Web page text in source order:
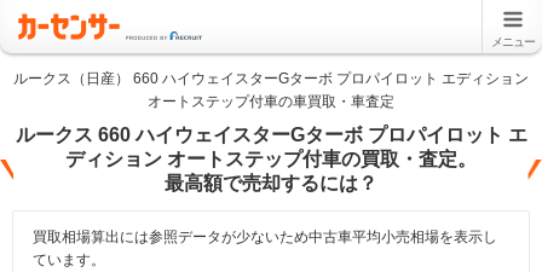
メニュー
ルークス（日産） 660 ハイウェイスターGターボ プロパイロット エディション
オートステップ付車の車買取・車査定
ルークス 660 ハイウェイスターGターボ プロパイロット エ
ディション オートステップ付車の買取・査定。
最高額で売却するには？
買取相場算出には参照データが少ないため中古車平均小売相場を表示し
ています。